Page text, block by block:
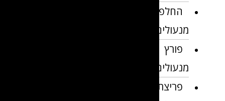
החלפת
מנעולים
פורץ
מנעולים
פריצת